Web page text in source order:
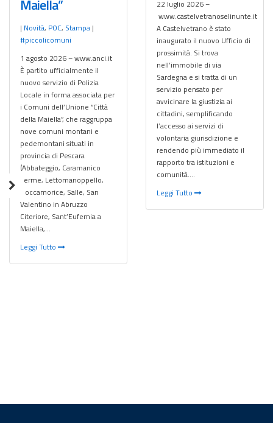
Maiella”
| Novità, POC, Stampa |
#piccolicomuni
1 agosto 2026 – www.anci.it
È partito ufficialmente il
nuovo servizio di Polizia
Locale in forma associata per
i Comuni dell’Unione “Città
della Maiella”, che raggruppa
nove comuni montani e
pedemontani situati in
provincia di Pescara
(Abbateggio, Caramanico
Terme, Lettomanoppello,
Roccamorice, Salle, San
Valentino in Abruzzo
Citeriore, Sant’Eufemia a
Maiella,…
Leggi Tutto
22 luglio 2026 –
www.castelvetranoselinunte.it
A Castelvetrano è stato
inaugurato il nuovo Ufficio di
prossimità. Si trova
nell’immobile di via
Sardegna e si tratta di un
servizio pensato per
avvicinare la giustizia ai
cittadini, semplificando
l’accesso ai servizi di
volontaria giurisdizione e
rendendo più immediato il
rapporto tra istituzioni e
comunità….
Leggi Tutto